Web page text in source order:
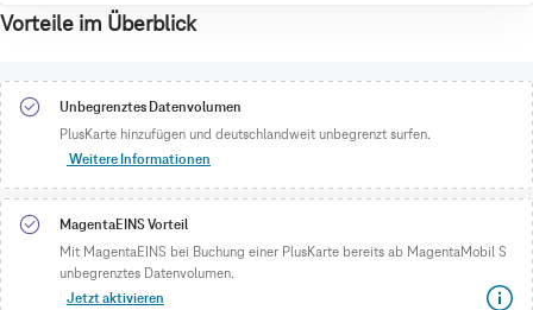
Vorteile im Überblick
Unbegrenztes Datenvolumen
PlusKarte hinzufügen und deutschlandweit unbegrenzt surfen.
Weitere Informationen
MagentaEINS Vorteil
Mit MagentaEINS bei Buchung einer PlusKarte bereits ab MagentaMobil S
unbegrenztes Datenvolumen.
Jetzt aktivieren